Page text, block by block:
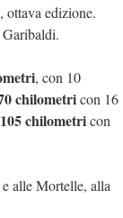
, ottava edizione.
Garibaldi.
, con 10
chilometricon 16
chilometricon
alle Mortelle, alla